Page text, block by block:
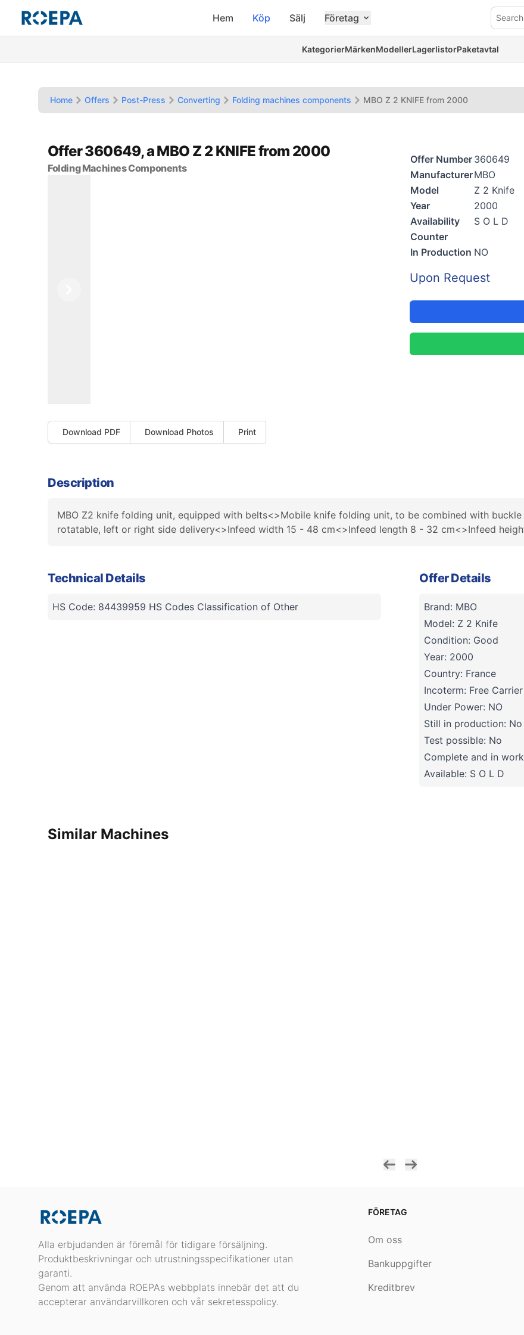
Hem Köp Sälj Företag
KategorierMärkenModellerLagerlistorPaketavtal
Home Offers Post-Press Converting Folding machines components MBO Z 2 KNIFE from 2000
Offer 360649, a MBO Z 2 KNIFE from 2000
Folding Machines Components
Download PDF Download Photos Print
Offer Number 360649
ManufacturerMBO
Model
Z 2 Knife
Year
2000
Availability
S O L D
Counter
In Production NO
Upon Request
Description
MBO Z2 knife folding unit, equipped with belts<>Mobile knife folding unit, to be combined with
rotatable, left or right side delivery<>Infeed width 15 - 48 cm<>Infeed length 8 - 32 cm<>Infeed
Technical Details
HS Code: 84439959 HS Codes Classification of Other
Offer Details
Brand: MBO
Model: Z 2 Knife
Condition: Good
Year: 2000
Country: France
Incoterm: Free Carrier
Under Power: NO
Still in production: No
Test possible: No
Complete and in
Available: S O L D
Similar Machines
Alla erbjudanden är föremål för tidigare försäljning.
Produktbeskrivningar och utrustningsspecifikationer utan
garanti.
Genom att använda ROEPAs webbplats innebär det att du
accepterar användarvillkoren och vår sekretesspolicy.
FÖRETAG
Om oss
Bankuppgifter
Kreditbrev